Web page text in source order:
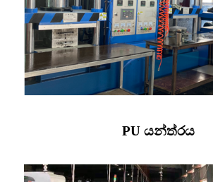
PU යන්ත්රය